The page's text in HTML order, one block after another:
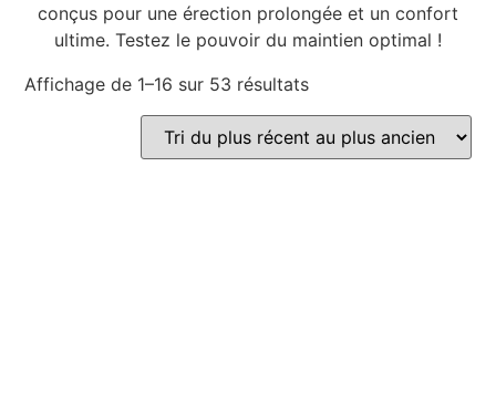
conçus pour une érection prolongée et un confort
ultime. Testez le pouvoir du maintien optimal !
Affichage de 1–16 sur 53 résultats